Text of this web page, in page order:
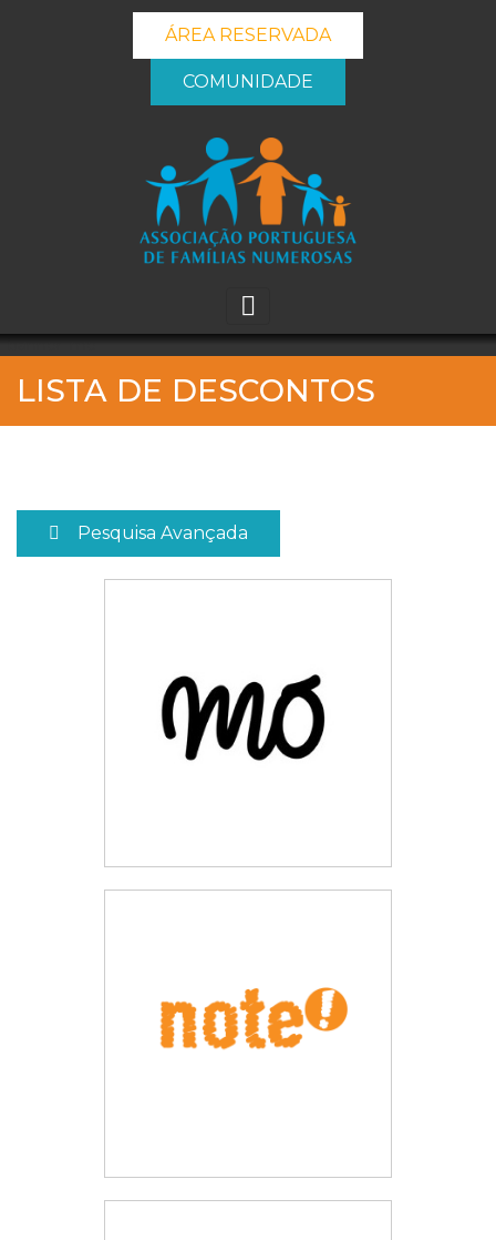
ÁREA RESERVADA
COMUNIDADE
_banner_me_
LISTA DE DESCONTOS
Pesquisa Avançada